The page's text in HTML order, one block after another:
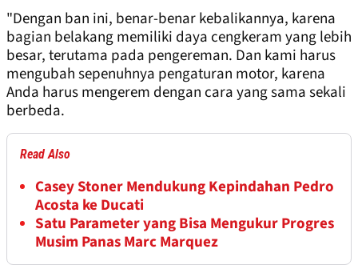
"Dengan ban ini, benar-benar kebalikannya, karena
bagian belakang memiliki daya cengkeram yang lebih
besar, terutama pada pengereman. Dan kami harus
mengubah sepenuhnya pengaturan motor, karena
Anda harus mengerem dengan cara yang sama sekali
berbeda.
Read Also
Casey Stoner Mendukung Kepindahan Pedro
Acosta ke Ducati
Satu Parameter yang Bisa Mengukur Progres
Musim Panas Marc Marquez